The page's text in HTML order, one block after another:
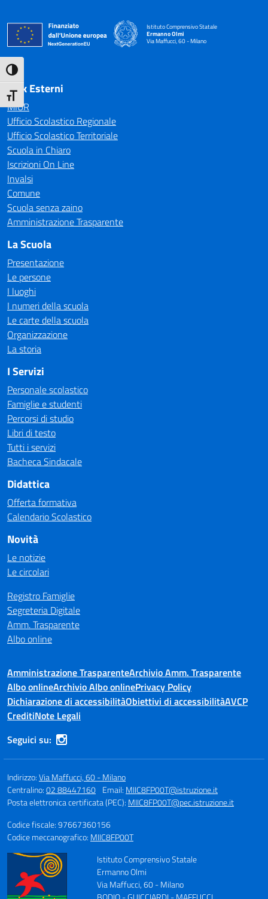
Attiva/disattiva alto contrasto
Attiva/disattiva dimensione testo
Istituto Comprensivo Statale
Ermanno Olmi
Via Maffucci, 60 - Milano
— Visita la pagina iniziale della scuola
Link Esterni
MIUR
Ufficio Scolastico Regionale
Ufficio Scolastico Territoriale
Scuola in Chiaro
Iscrizioni On Line
Invalsi
Comune
Scuola senza zaino
Amministrazione Trasparente
La Scuola
Presentazione
Le persone
I luoghi
I numeri della scuola
Le carte della scuola
Organizzazione
La storia
I Servizi
Personale scolastico
Famiglie e studenti
Percorsi di studio
Libri di testo
Tutti i servizi
Bacheca Sindacale
Didattica
Offerta formativa
Calendario Scolastico
Novità
Le notizie
Le circolari
Registro Famiglie
Segreteria Digitale
Amm. Trasparente
Albo online
Amministrazione TrasparenteArchivio Amm. Trasparente
Albo onlineArchivio Albo onlinePrivacy Policy
Dichiarazione di accessibilitàObiettivi di accessibilitàAVCP
CreditiNote Legali
Seguici su:
Indirizzo:Via Maffucci, 60 - Milano
Centralino:02 88447160 Email: MIIC8FP00T@istruzione.it
Posta elettronica certificata (PEC): MIIC8FP00T@pec.istruzione.it
Codice fiscale: 97667360156
Codice meccanografico: MIIC8FP00T
Istituto Comprensivo Statale
Ermanno Olmi
Via Maffucci, 60 - Milano